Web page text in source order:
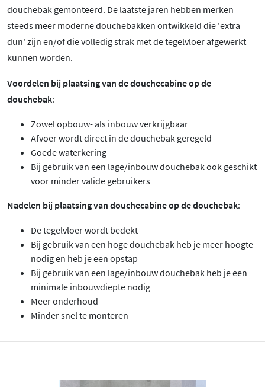
douchebak gemonteerd. De laatste jaren hebben merken
steeds meer moderne douchebakken ontwikkeld die 'extra
dun' zijn en/of die volledig strak met de tegelvloer afgewerkt
kunnen worden.
Voordelen bij plaatsing van de douchecabine op de
douchebak:
Zowel opbouw- als inbouw verkrijgbaar
Afvoer wordt direct in de douchebak geregeld
Goede waterkering
Bij gebruik van een lage/inbouw douchebak ook geschikt
voor minder valide gebruikers
Nadelen bij plaatsing van douchecabine op de douchebak:
De tegelvloer wordt bedekt
Bij gebruik van een hoge douchebak heb je meer hoogte
nodig en heb je een opstap
Bij gebruik van een lage/inbouw douchebak heb je een
minimale inbouwdiepte nodig
Meer onderhoud
Minder snel te monteren